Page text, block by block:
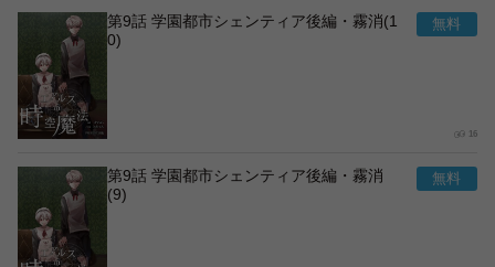
第9話 学園都市シェンティア後編・霧消(1
0)
16
第9話 学園都市シェンティア後編・霧消
(9)